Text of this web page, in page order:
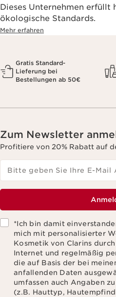
Dieses Unternehmen erfüllt
ökologische Standards.
Mehr erfahren
Gratis Standard-
Lieferung bei
Bestellungen ab 50€
Zum Newsletter
Profitiere von 20% Rabatt auf
Bitte geben Sie Ihre E-Mail
*Ich bin damit
mich mit personalisierter
Kosmetik von Clarins
Internet und regelmäßig
die auf Basis der bei
anfallenden Daten
umfassen auch Angaben
(z.B. Hauttyp,